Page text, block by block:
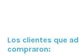
Los clientes que
compraron: